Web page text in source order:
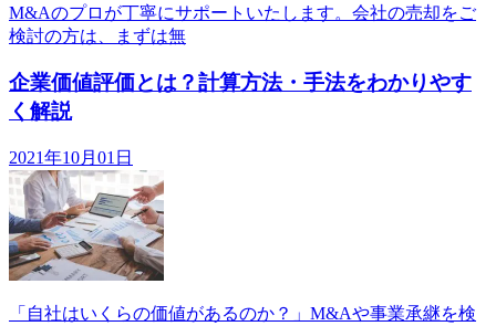
M&Aのプロが丁寧にサポートいたします。会社の売却をご
検討の方は、まずは無
企業価値評価とは？計算方法・手法をわかりやす
く解説
2021年10月01日
「自社はいくらの価値があるのか？」M&Aや事業承継を検